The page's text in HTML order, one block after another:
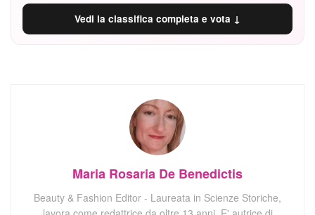
Vedi la classifica completa e vota ↓
Maria Rosaria De Benedictis
Beauty & Fashion Editor - Laureata in Scienze Storiche,